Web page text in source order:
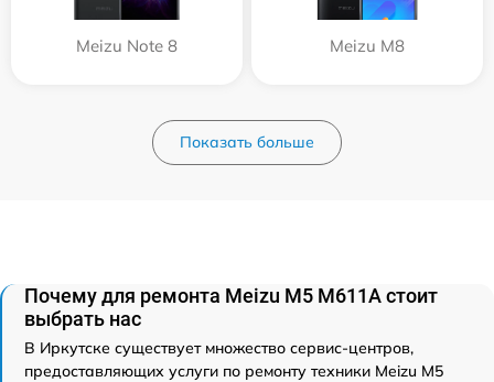
Meizu Note 8 Meizu M8
Показать больше
Почему для ремонта Meizu M5 M611A стоит
выбрать нас
В Иркутске существует множество сервис-центров,
предоставляющих услуги по ремонту техники Meizu M5